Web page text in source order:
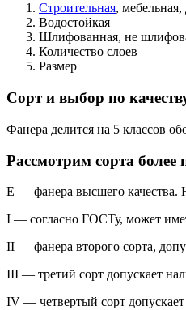
Строительная, мебельная,
Водостойкая
Шлифованная, не
Количество слоев
Размер
Сорт и выбор по
Фанера делится на 5 классов
Рассмотрим сорта более
Е — фанера высшего качества.
I — согласно ГОСТу, может
II — фанера второго сорта,
III — третий сорт допускает
IV — четвертый сорт